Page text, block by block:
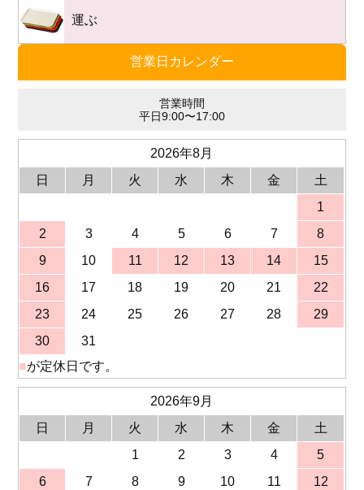
営業日カレンダー
営業時間
平日9:00〜17:00
2026年8月
日
月 火 水 木 金
土
1
2
3 4 5 6 7
8
9
10 11 12 13 14
15
16
17 18 19 20 21
22
23
24 25 26 27 28
29
30
31
■が定休日です。
2026年9月
日
月 火 水 木 金
土
1
2 3 4
5
6
7 8 9 10 11
12
運ぶ